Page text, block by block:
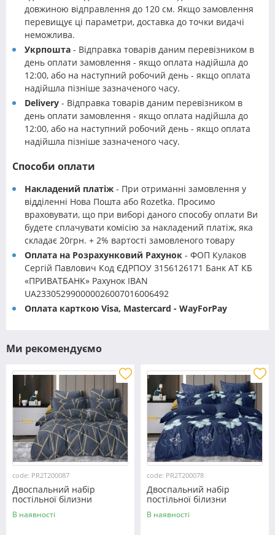
довжиною відправлення до 120 см. Якщо замовлення
перевищує ці параметри, доставка до точки видачі
неможлива.
Укрпошта - Відправка товарів даним перевізником в
день оплати замовлення - якщо оплата надійшла до
12:00, або на наступний робочий день - якщо оплата
надійшла пізніше зазначеного часу.
Delivery - Відправка товарів даним перевізником в
день оплати замовлення - якщо оплата надійшла до
12:00, або на наступний робочий день - якщо оплата
надійшла пізніше зазначеного часу.
Способи оплати
Накладений платіж - При отриманні замовлення у
відділенні Нова Пошта або Rozetka. Просимо
враховувати, що при виборі даного способу оплати Ви
будете сплачувати комісію за накладений платіж, яка
складає 20грн. + 2% вартості замовленого товару
Оплата на Розрахунковий Рахунок - ФОП Кулаков
Сергій Павлович Код ЄДРПОУ 3156126171 Банк АТ КБ
«ПРИВАТБАНК» Рахунок IBAN
UA233052990000026007016006492
Оплата карткою Visa, Mastercard - WayForPay
Ми рекомендуємо
code: PR2T200087
Двоспальний набір
постільної білизни
180*220 із полікотону
№200087 Черешенька™
В наявності
code: PR2T200078
Двоспальний набір
постільної білизни
180*220 із полікотону
№200078 Черешенька™
В наявності